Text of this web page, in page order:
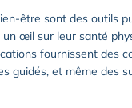
être sont des outils
un œil sur leur santé
fournissent des
guidés, et même des